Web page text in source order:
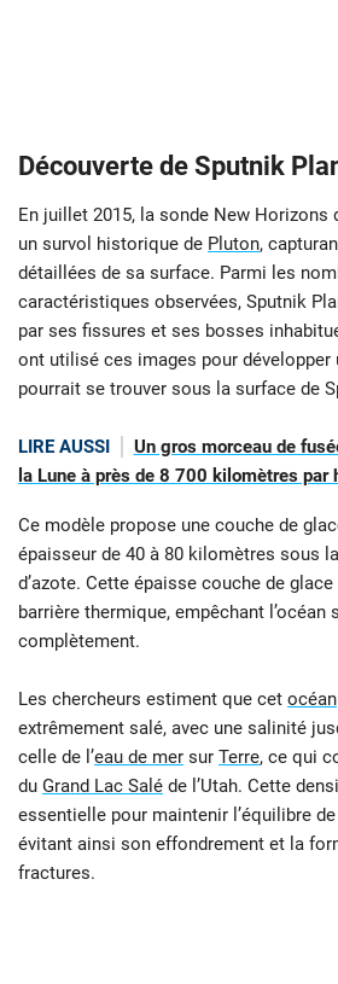
Découverte de Sputnik
En juillet 2015, la sonde New Horizons
un survol historique de Pluton,
détaillées de sa surface. Parmi les
caractéristiques observées, Sputnik
par ses fissures et ses bosses
ont utilisé ces images pour développer
pourrait se trouver sous la surface de
LIRE AUSSI
Un gros morceau de
la Lune à près de 8 700 kilomètres par
Ce modèle propose une couche de
épaisseur de 40 à 80 kilomètres sous
d’azote. Cette épaisse couche de
barrière thermique, empêchant l’océan
complètement.
Les chercheurs estiment que cet océan
extrêmement salé, avec une salinité
celle de l’eau de mer sur Terre, ce qui
du Grand Lac Salé de l’Utah. Cette
essentielle pour maintenir l’équilibre
évitant ainsi son effondrement et la
fractures.